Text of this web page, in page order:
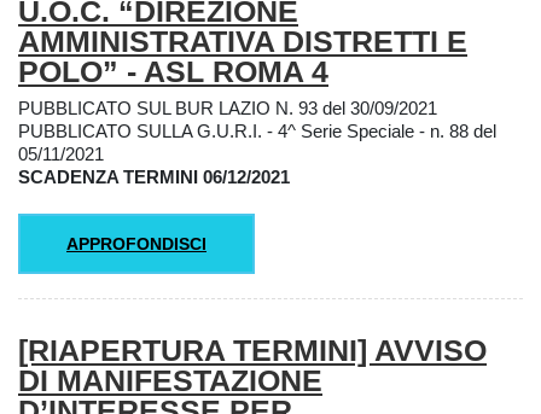
U.O.C. “DIREZIONE
AMMINISTRATIVA DISTRETTI E
POLO” - ASL ROMA 4
PUBBLICATO SUL BUR LAZIO N. 93 del 30/09/2021
PUBBLICATO SULLA G.U.R.I. - 4^ Serie Speciale - n. 88 del
05/11/2021
SCADENZA TERMINI 06/12/2021
APPROFONDISCI
[RIAPERTURA TERMINI] AVVISO
DI MANIFESTAZIONE